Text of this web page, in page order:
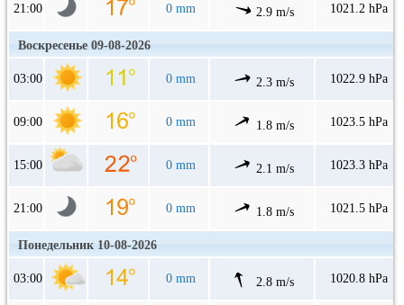
21:00 0 mm 2.9 m/s 1021.2 hPa
Воскресенье 09-08-2026
03:00 0 mm 2.3 m/s 1022.9 hPa
09:00 0 mm 1.8 m/s 1023.5 hPa
15:00 0 mm 2.1 m/s 1023.3 hPa
21:00 0 mm 1.8 m/s 1021.5 hPa
Понедельник 10-08-2026
03:00 0 mm 2.8 m/s 1020.8 hPa